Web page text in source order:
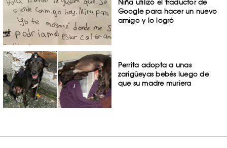
Niña utilizó el traductor de
Google para hacer un nuevo
amigo y lo logró
Perrita adopta a unas
zarigüeyas bebés luego de
que su madre muriera